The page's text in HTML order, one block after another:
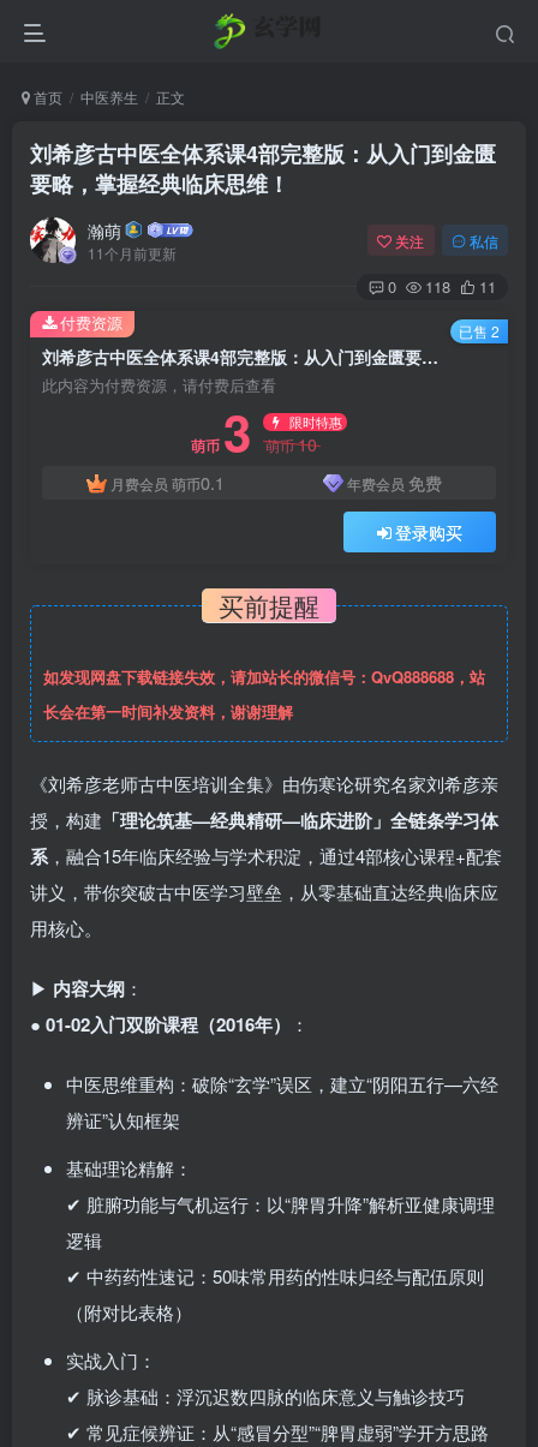
首页 中医养生 正文
刘希彦古中医全体系课4部完整版：从入门到金匮
要略，掌握经典临床思维！
瀚萌
11个月前更新
关注 私信
0 118 11
刘希彦古中医全体系课4部完整版：从入门到金匮要略，掌握经典临床思维！
此内容为付费资源，请付费后查看
萌币 3 限时特惠
萌币10
月费会员 萌币0.1 年费会员 免费
登录购买
付费资源 已售 2
买前提醒
如发现网盘下载链接失效，请加站长的微信号：QvQ888688，站
长会在第一时间补发资料，谢谢理解
《刘希彦老师古中医培训全集》由伤寒论研究名家刘希彦亲
授，构建 「理论筑基—经典精研—临床进阶」全链条学习体
系 ，融合15年临床经验与学术积淀，通过4部核心课程+配套
讲义，带你突破古中医学习壁垒，从零基础直达经典临床应
用核心。
▶ 内容大纲 ：
● 01-02入门双阶课程（2016年） ：
中医思维重构：破除“玄学”误区，建立“阴阳五行—六经
辨证”认知框架
基础理论精解：
✔ 脏腑功能与气机运行：以“脾胃升降”解析亚健康调理
逻辑
✔ 中药药性速记：50味常用药的性味归经与配伍原则
（附对比表格）
实战入门：
✔ 脉诊基础：浮沉迟数四脉的临床意义与触诊技巧
✔ 常见症候辨证：从“感冒分型”“脾胃虚弱”学开方思路